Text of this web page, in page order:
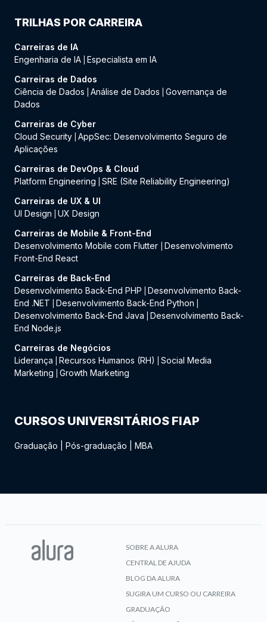
TRILHAS POR CARREIRA
Carreiras de IA
Engenharia de IA Especialista em IA
Carreiras de Dados
Ciência de Dados
Análise de Dados
Governança de
Dados
Carreiras de Cyber
Cloud Security AppSec: Desenvolvimento Seguro de
Aplicações
Carreiras de DevOps & Cloud
Platform Engineering
SRE (Site Reliability Engineering)
Carreiras de UX & UI
UI Design
UX Design
Carreiras de Mobile & Front-End
Desenvolvimento Mobile com Flutter
Desenvolvimento
Front-End React
Carreiras de Back-End
Desenvolvimento Back-End PHP
Desenvolvimento Back-
End .NET
Desenvolvimento Back-End Python
Desenvolvimento Back-End Java
Desenvolvimento Back-
End Node.js
Carreiras de Negócios
Liderança
Recursos Humanos (RH)
Social Media
Marketing
Growth Marketing
CURSOS UNIVERSITÁRIOS FIAP
Graduação Pós-graduação MBA
SOBRE A ALURA
CENTRAL DE AJUDA
BLOG DA ALURA
SUGIRA UM CURSO OU CARREIRA
GRADUAÇÃO